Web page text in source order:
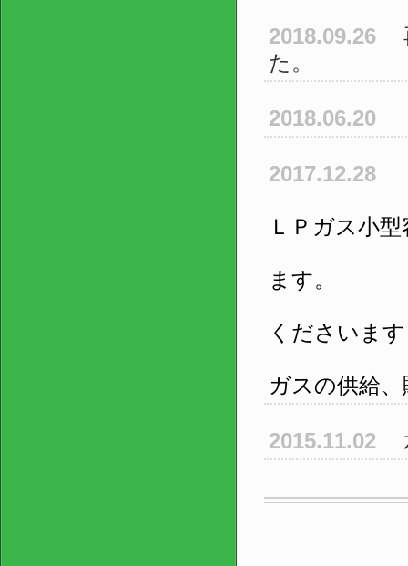
2018.09.26
た。
2018.06.20
2017.12.28
ＬＰガス小
ます。
くださいま
ガスの供給
2015.11.02